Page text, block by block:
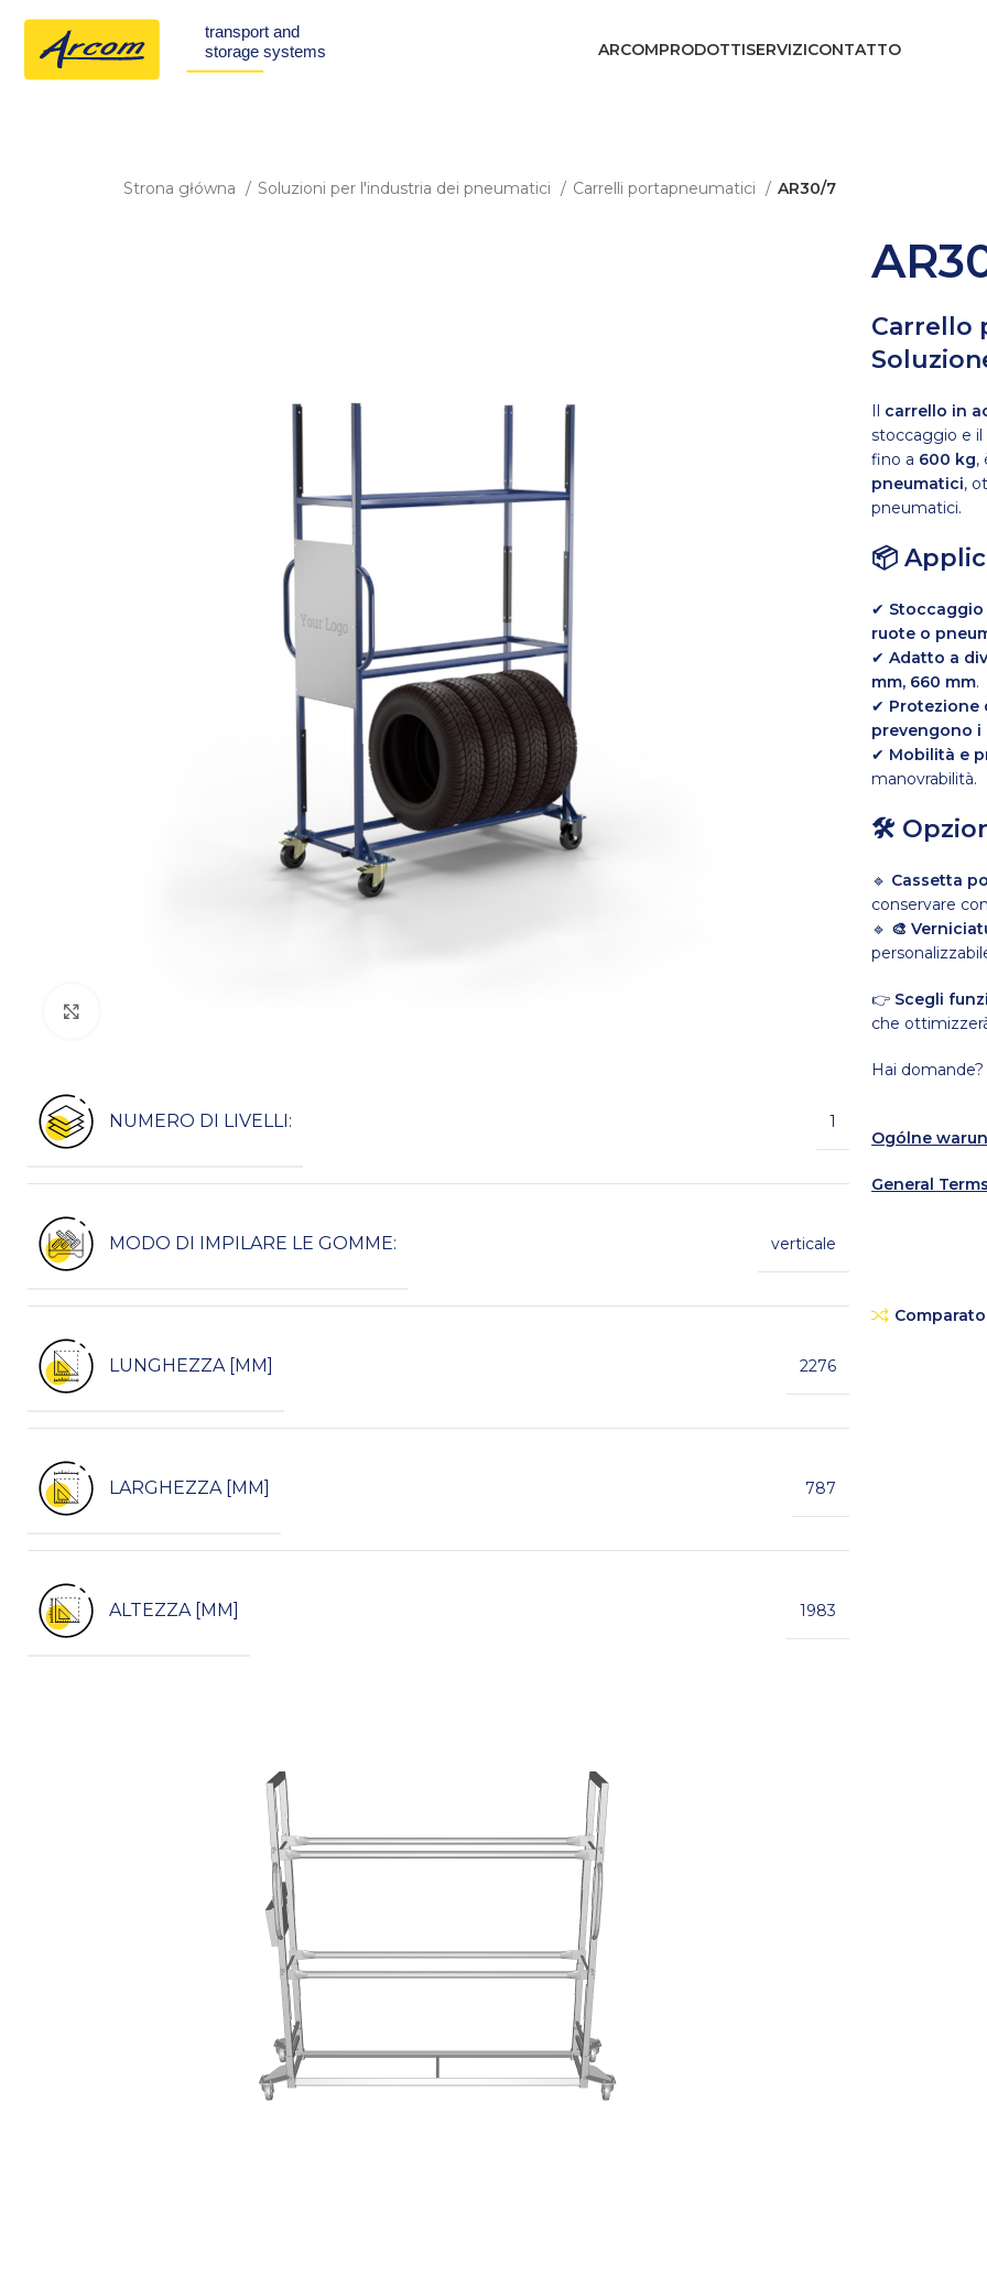
ARCOMPRODOTTISERVIZICONTATTO
Strona główna Soluzioni per l'industria dei pneumatici Carrelli portapneumatici AR30/7
NUMERO DI LIVELLI: 1
MODO DI IMPILARE LE GOMME: verticale
LUNGHEZZA [MM] 2276
LARGHEZZA [MM] 787
ALTEZZA [MM] 1983
Carrello
Il carrello in
stoccaggio e il
fino a 600 kg,
pneumatici,
pneumatici.
📦
✔
ruote o
✔Adatto a
mm, 660 mm.
✔ Protezione
prevengono i
✔ Mobilità e
manovrabilità.
🛠
🔹 Cassetta
conservare
🔹 🎨
👉 Scegli
che
Hai
Ogólne
General